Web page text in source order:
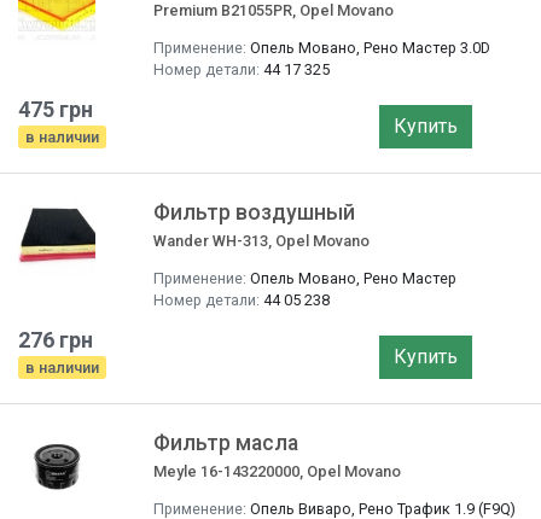
Premium B21055PR, Opel Movano
Применение: Опель Мовано, Рено Мастер 3.0D
Номер детали: 44 17 325
475 грн
в наличии Купить
Фильтр воздушный
Wander WH-313, Opel Movano
Применение: Опель Мовано, Рено Мастер
Номер детали: 44 05 238
276 грн
в наличии Купить
Фильтр маслa
Meyle 16-143220000, Opel Movano
Применение: Опель Виваро, Рено Трафик 1.9 (F9Q)